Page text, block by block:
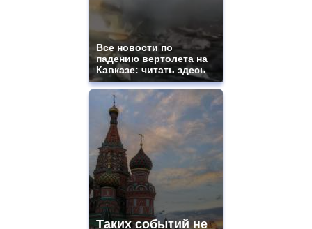
Все новости по
падению вертолета на
Кавказе: читать здесь
Таких событий не